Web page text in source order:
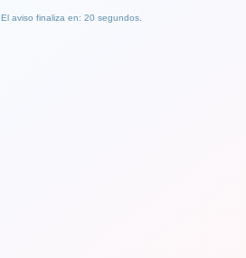
El aviso finaliza en: 19 segundos.